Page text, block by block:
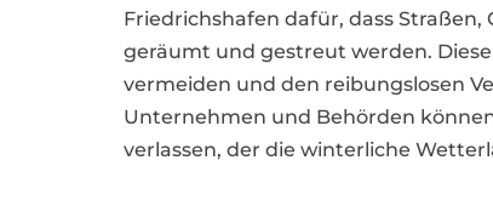
Friedrichshafen dafür, dass
geräumt und gestreut werden.
vermeiden und den reibungslosen
Unternehmen und Behörden
verlassen, der die winterliche